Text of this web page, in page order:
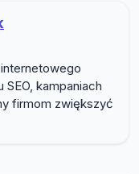
kampaniach
firmom zwiększyć